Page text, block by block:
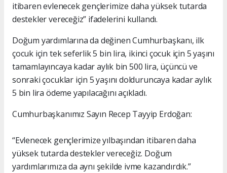
itibaren evlenecek gençlerimize daha yüksek tutarda
destekler vereceğiz” ifadelerini kullandı.
Doğum yardımlarına da değinen Cumhurbaşkanı, ilk
çocuk için tek seferlik 5 bin lira, ikinci çocuk için 5 yaşını
tamamlayıncaya kadar aylık bin 500 lira, üçüncü ve
sonraki çocuklar için 5 yaşını dolduruncaya kadar aylık
5 bin lira ödeme yapılacağını açıkladı.
Cumhurbaşkanımız Sayın Recep Tayyip Erdoğan:
“Evlenecek gençlerimize yılbaşından itibaren daha
yüksek tutarda destekler vereceğiz. Doğum
yardımlarımıza da aynı şekilde ivme kazandırdık.”